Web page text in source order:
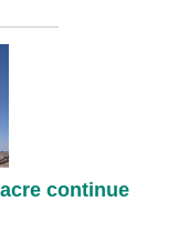
continue